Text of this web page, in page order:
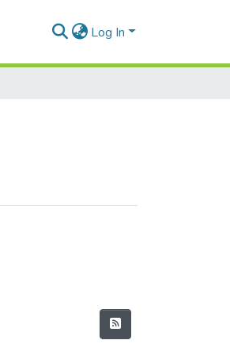
Log In